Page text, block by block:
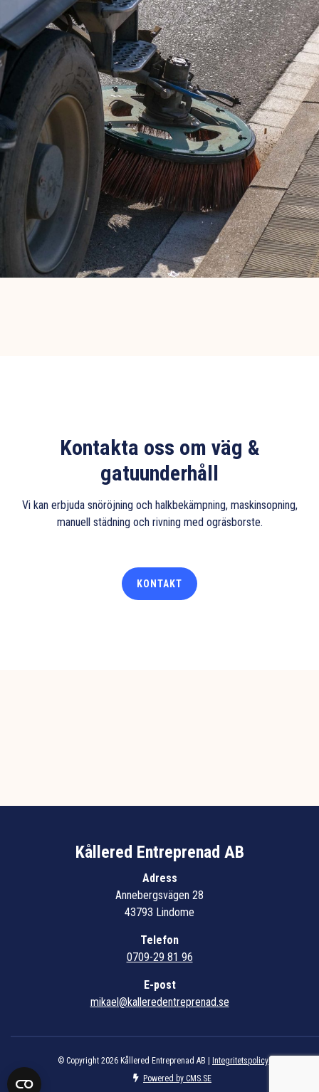
Kontakta oss om väg &
gatuunderhåll
Vi kan erbjuda snöröjning och halkbekämpning, maskinsopning,
manuell städning och rivning med ogräsborste.
KONTAKT
Kållered Entreprenad AB
Adress
Annebergsvägen 28
43793 Lindome
Telefon
0709-29 81 96
E-post
mikael@kalleredentreprenad.se
© Copyright 2026 Kållered Entreprenad AB |
Integritetspolicy
Powered by CMS.SE